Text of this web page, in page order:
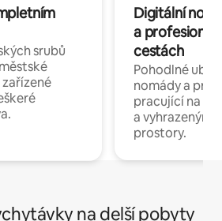
srubů
Digitální
a
cestách
Pohodlné
nomády a
pracující na
a vyhrazenými
prostory.
na delší pobyty